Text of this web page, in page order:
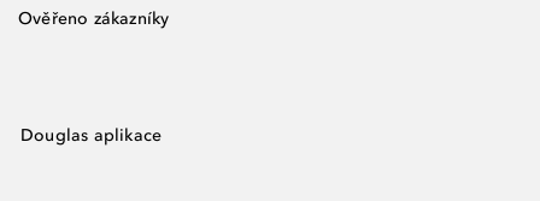
Ověřeno zákazníky
Douglas aplikace